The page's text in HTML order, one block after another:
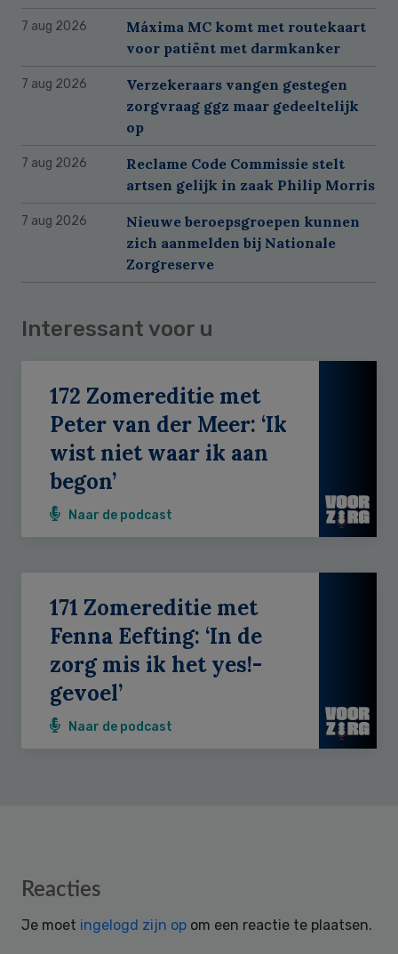
7 aug 2026
Máxima MC komt met routekaart
voor patiënt met darmkanker
7 aug 2026
Verzekeraars vangen gestegen
zorgvraag ggz maar gedeeltelijk
op
7 aug 2026
Reclame Code Commissie stelt
artsen gelijk in zaak Philip Morris
7 aug 2026
Nieuwe beroepsgroepen kunnen
zich aanmelden bij Nationale
Zorgreserve
Interessant voor u
172 Zomereditie met
Peter van der Meer: ‘Ik
wist niet waar ik aan
begon’
Naar de podcast
171 Zomereditie met
Fenna Eefting: ‘In de
zorg mis ik het yes!-
gevoel’
Naar de podcast
Reader
Reacties
Je moet ingelogd zijn op om een reactie te plaatsen.